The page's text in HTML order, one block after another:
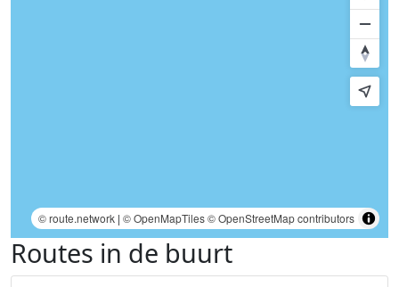
© route.network | © OpenMapTiles© OpenStreetMap contributors
Routes in de buurt